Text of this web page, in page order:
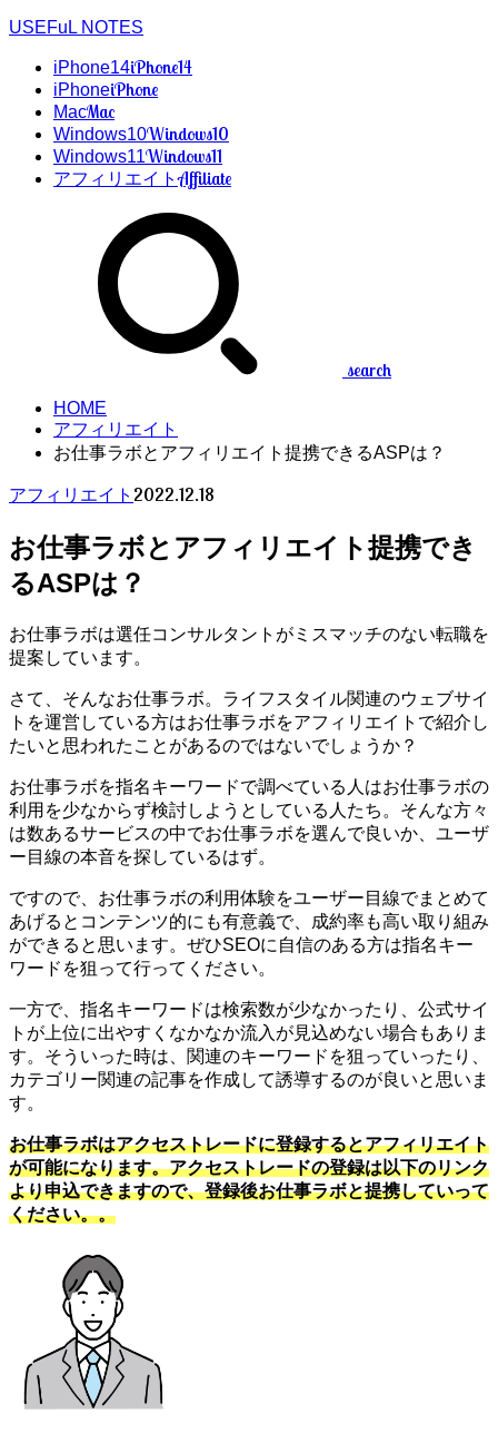
USEFuL NOTES
iPhone14iPhone14
iPhoneiPhone
MacMac
Windows10Windows10
Windows11Windows11
アフィリエイトAffiliate
search
HOME
アフィリエイト
お仕事ラボとアフィリエイト提携できるASPは？
アフィリエイト 2022.12.18
お仕事ラボとアフィリエイト提携でき
るASPは？
お仕事ラボは選任コンサルタントがミスマッチのない転職を
提案しています。
さて、そんなお仕事ラボ。ライフスタイル関連のウェブサイ
トを運営している方はお仕事ラボをアフィリエイトで紹介し
たいと思われたことがあるのではないでしょうか？
お仕事ラボを指名キーワードで調べている人はお仕事ラボの
利用を少なからず検討しようとしている人たち。そんな方々
は数あるサービスの中でお仕事ラボを選んで良いか、ユーザ
ー目線の本音を探しているはず。
ですので、お仕事ラボの利用体験をユーザー目線でまとめて
あげるとコンテンツ的にも有意義で、成約率も高い取り組み
ができると思います。ぜひSEOに自信のある方は指名キー
ワードを狙って行ってください。
一方で、指名キーワードは検索数が少なかったり、公式サイ
トが上位に出やすくなかなか流入が見込めない場合もありま
す。そういった時は、関連のキーワードを狙っていったり、
カテゴリー関連の記事を作成して誘導するのが良いと思いま
す。
お仕事ラボはアクセストレードに登録するとアフィリエイト
が可能になります。アクセストレードの登録は以下のリンク
より申込できますので、登録後お仕事ラボと提携していって
ください。。